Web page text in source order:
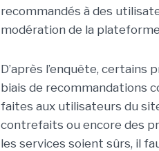
recommandés à des
modération de la
D’après l’enquête,
biais de recommandations
faites aux utilisateurs du
contrefaits ou encore des
les services soient sûrs, il